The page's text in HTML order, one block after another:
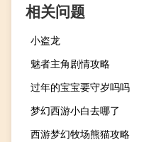
相关问题
小盗龙
魅者主角剧情攻略
过年的宝宝要守岁吗吗
梦幻西游小白去哪了
西游梦幻牧场熊猫攻略